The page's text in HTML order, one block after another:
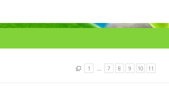
1 … 7 8 9 10 11